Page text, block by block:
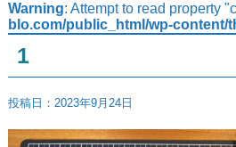
Warning: Attempt to read property
blo.com/public_html/wp-
1
投稿日： 2023年9月24日